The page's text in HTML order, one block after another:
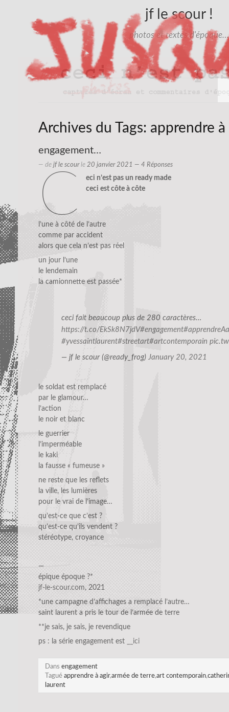
jf le scour !
photos et textes d'époque…
Archives du Tags: apprendre à
engagement…
— de jf le scourle 20 janvier 2021 — 4 Réponses
c
eci n’est pas un ready made
ceci est côte à côte
l’une à côté de l’autre
comme par accident
alors que cela n’est pas réel
un jour l’une
le lendemain
la camionnette est passée*
ceci fait beaucoup plus de 280 caractères…
https://t.co/EkSk8N7jdV#engagement
#yvessaintlaurent#streetart#artcontemporain
— jf le scour (@ready_frog) January 20, 2021
le soldat est remplacé
par le glamour…
l’action
le noir et blanc
le guerrier
l’imperméable
le kaki
la fausse « fumeuse »
ne reste que les reflets
la ville, les lumières
pour le vrai de l’image…
qu’est-ce que c’est ?
qu’est-ce qu’ils vendent ?
stéréotype, croyance
—
épique époque ?*
jf-le-scour.com, 2021
*une campagne d’affichages a remplacé l’autre…
saint laurent a pris le tour de l’armée de terre
**je sais, je sais, je revendique
ps : la série engagement est
__ici
Dans engagement
Tagué apprendre à agir,armée de terre,art contemporain,
laurent